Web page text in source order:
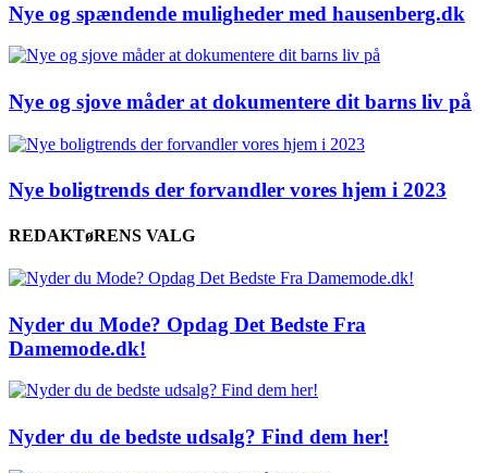
Nye og spændende muligheder med hausenberg.dk
Nye og sjove måder at dokumentere dit barns liv på
Nye boligtrends der forvandler vores hjem i 2023
REDAKTøRENS VALG
Nyder du Mode? Opdag Det Bedste Fra
Damemode.dk!
Nyder du de bedste udsalg? Find dem her!